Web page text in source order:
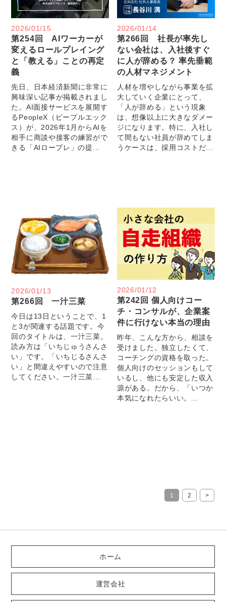
2026/01/15
第254回 AIワーカーが
変えるロールプレイング
と「教える」ことの再定
義
先日、日本経済新聞に非常に
興味深い記事が掲載されまし
た。AI面接サービスを展開す
るPeopleX（ピープルエック
ス）が、2026年1月からAIを
相手に商談や接客の練習がで
きる「AIロープレ」の提...
2026/01/14
第266回 社長が率先し
ない会社は、入社後すぐ
に人が辞める？ 率先垂範
の人材マネジメント
人材を増やしながら事業を拡
大していく企業にとって、
「人が辞める」という現象
は、想像以上に大きなダメー
ジになります。特に、入社し
て間もない社員が辞めてしま
うケースは、採用コストだ...
2026/01/13
第266回 一汁三菜
今日は13日ということで、1
と3が関連する話題です。今
回のタイトルは、一汁三菜。
読み方は「いちじゅうさんさ
い」です。「いちじるさんさ
い」と間違えやすいので注意
してください。一汁三菜...
2026/01/12
第242回 個人向けコー
チ・コンサルが、企業案
件に行けない本当の理由
昨年、こんな方から、相談を
受けました。独立したくて、
コーチングの資格を取った。
個人向けのセッションもして
いるし、他にも安定した収入
源がある。だから、「いつか
本気になれたらいい。...
1 2 >
ホーム
運営会社